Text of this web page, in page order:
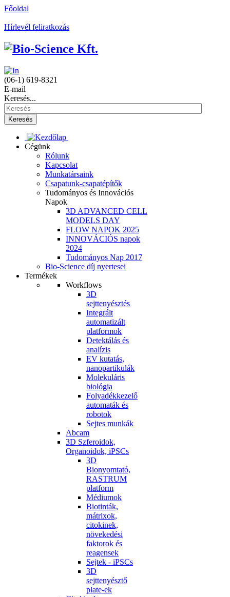
Főoldal
Hírlevél feliratkozás
(06-1) 619-8321
E-mail
Keresés...
Keresés
Cégünk
Rólunk
Kapcsolat
Munkatársaink
Csapatunk-csapatépítők
Tudományos és Innovációs
Napok
3D ADVANCED CELL
MODELS DAY
FLOW NAPOK 2025
INNOVÁCIÓS napok
2024
Tudományos Nap 2017
Bio-Science díj nyertesei
Termékek
Workflows
3D
sejttenyésztés
Integrált
automatizált
platformok
Detektálás és
analízis
EV kutatás,
nanopartikulák
Molekuláris
biológia
Folyadékkezelő
automaták és
robotok
Sejtes munkák
Abcam
3D Szferoidok,
Organoidok, iPSCs
3D
Bionyomtató,
RASTRUM
platform
Médiumok
Biotinták,
mátrixok,
citokinek,
növekedési
faktorok és
reagensek
Sejtek - iPSCs
3D
sejttenyésztő
plate-ek